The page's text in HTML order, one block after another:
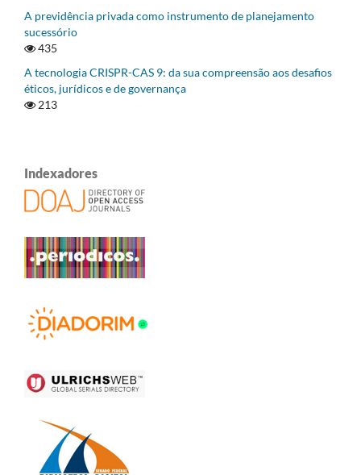
A previdência privada como instrumento de planejamento
sucessório
435
A tecnologia CRISPR-CAS 9: da sua compreensão aos desafios
éticos, jurídicos e de governança
213
Indexadores